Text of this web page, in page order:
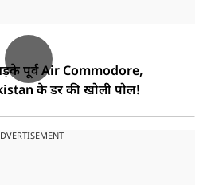
पूर्व Air Commodore,
के डर की खोली पोल!